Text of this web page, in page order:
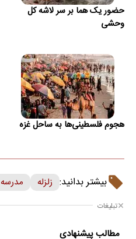
حضور یک هما بر سر لاشه‌ کل
وحشی
هجوم فلسطینی‌ها به ساحل غزه
بیشتر بدانید: زلزله مدرسه
تبلیغات
مطالب پیشنهادی